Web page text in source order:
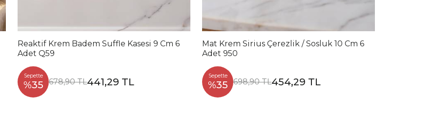
Reaktif Krem Badem Suffle Kasesi 9 Cm 6
Adet Q59
Sepette
%35 678,90 TL441,29 TL
Mat Krem Sirius Çerezlik / Sosluk 10 Cm 6
Adet 950
Sepette
%35 698,90 TL454,29 TL